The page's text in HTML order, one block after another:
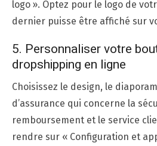
logo ». Optez pour le logo de
dernier puisse être affiché sur
5. Personnaliser votre
dropshipping en ligne
Choisissez le design, le
d’assurance qui concerne la
remboursement et le service
rendre sur « Configuration et